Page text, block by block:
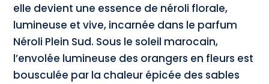
elle devient une essence de néroli florale,
lumineuse et vive, incarnée dans le parfum
Néroli Plein Sud. Sous le soleil marocain,
l’envolée lumineuse des orangers en fleurs est
bousculée par la chaleur épicée des sables